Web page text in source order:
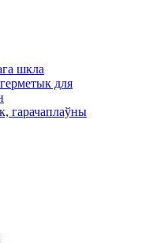
шкла
для
гарачаплаўны